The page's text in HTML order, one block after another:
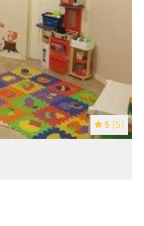
5 (5)